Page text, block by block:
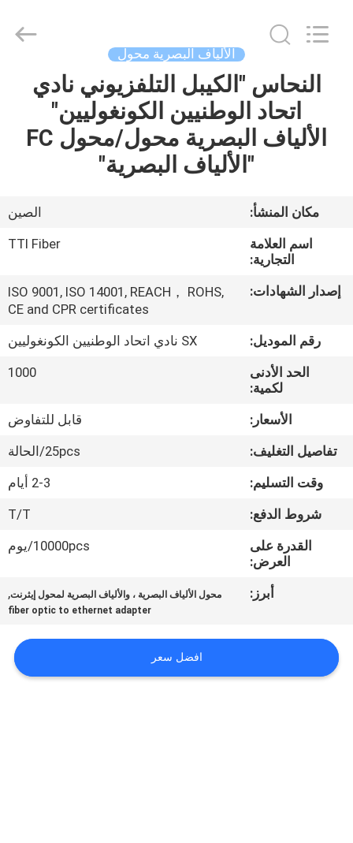
الصفحة
الرئيسية
معلومات
جولة
المعمل
الجودة
اطلب
اقتباس
الموقع
الألياف البصرية محول
النحاس "الكيبل التلفزيوني نادي
اتحاد الوطنيين الكونغوليين"
الألياف البصرية محول/محول FC
"الألياف البصرية"
مكان المنشأ:
الصين
اسم العلامة
التجارية:
TTI Fiber
إصدار الشهادات:
ISO 9001, ISO 14001, REACH， ROHS,
CE and CPR certificates
رقم الموديل:
SX نادي اتحاد الوطنيين الكونغوليين
الحد الأدنى
لكمية:
1000
الأسعار:
قابل للتفاوض
تفاصيل التغليف:
25pcs/الحالة
وقت التسليم:
2-3 أيام
شروط الدفع:
T/T
القدرة على
العرض:
10000pcs/يوم
أبرز: محول الألياف البصرية ، والألياف البصرية لمحول إيثرنت,
fiber optic to ethernet adapter
افضل سعر